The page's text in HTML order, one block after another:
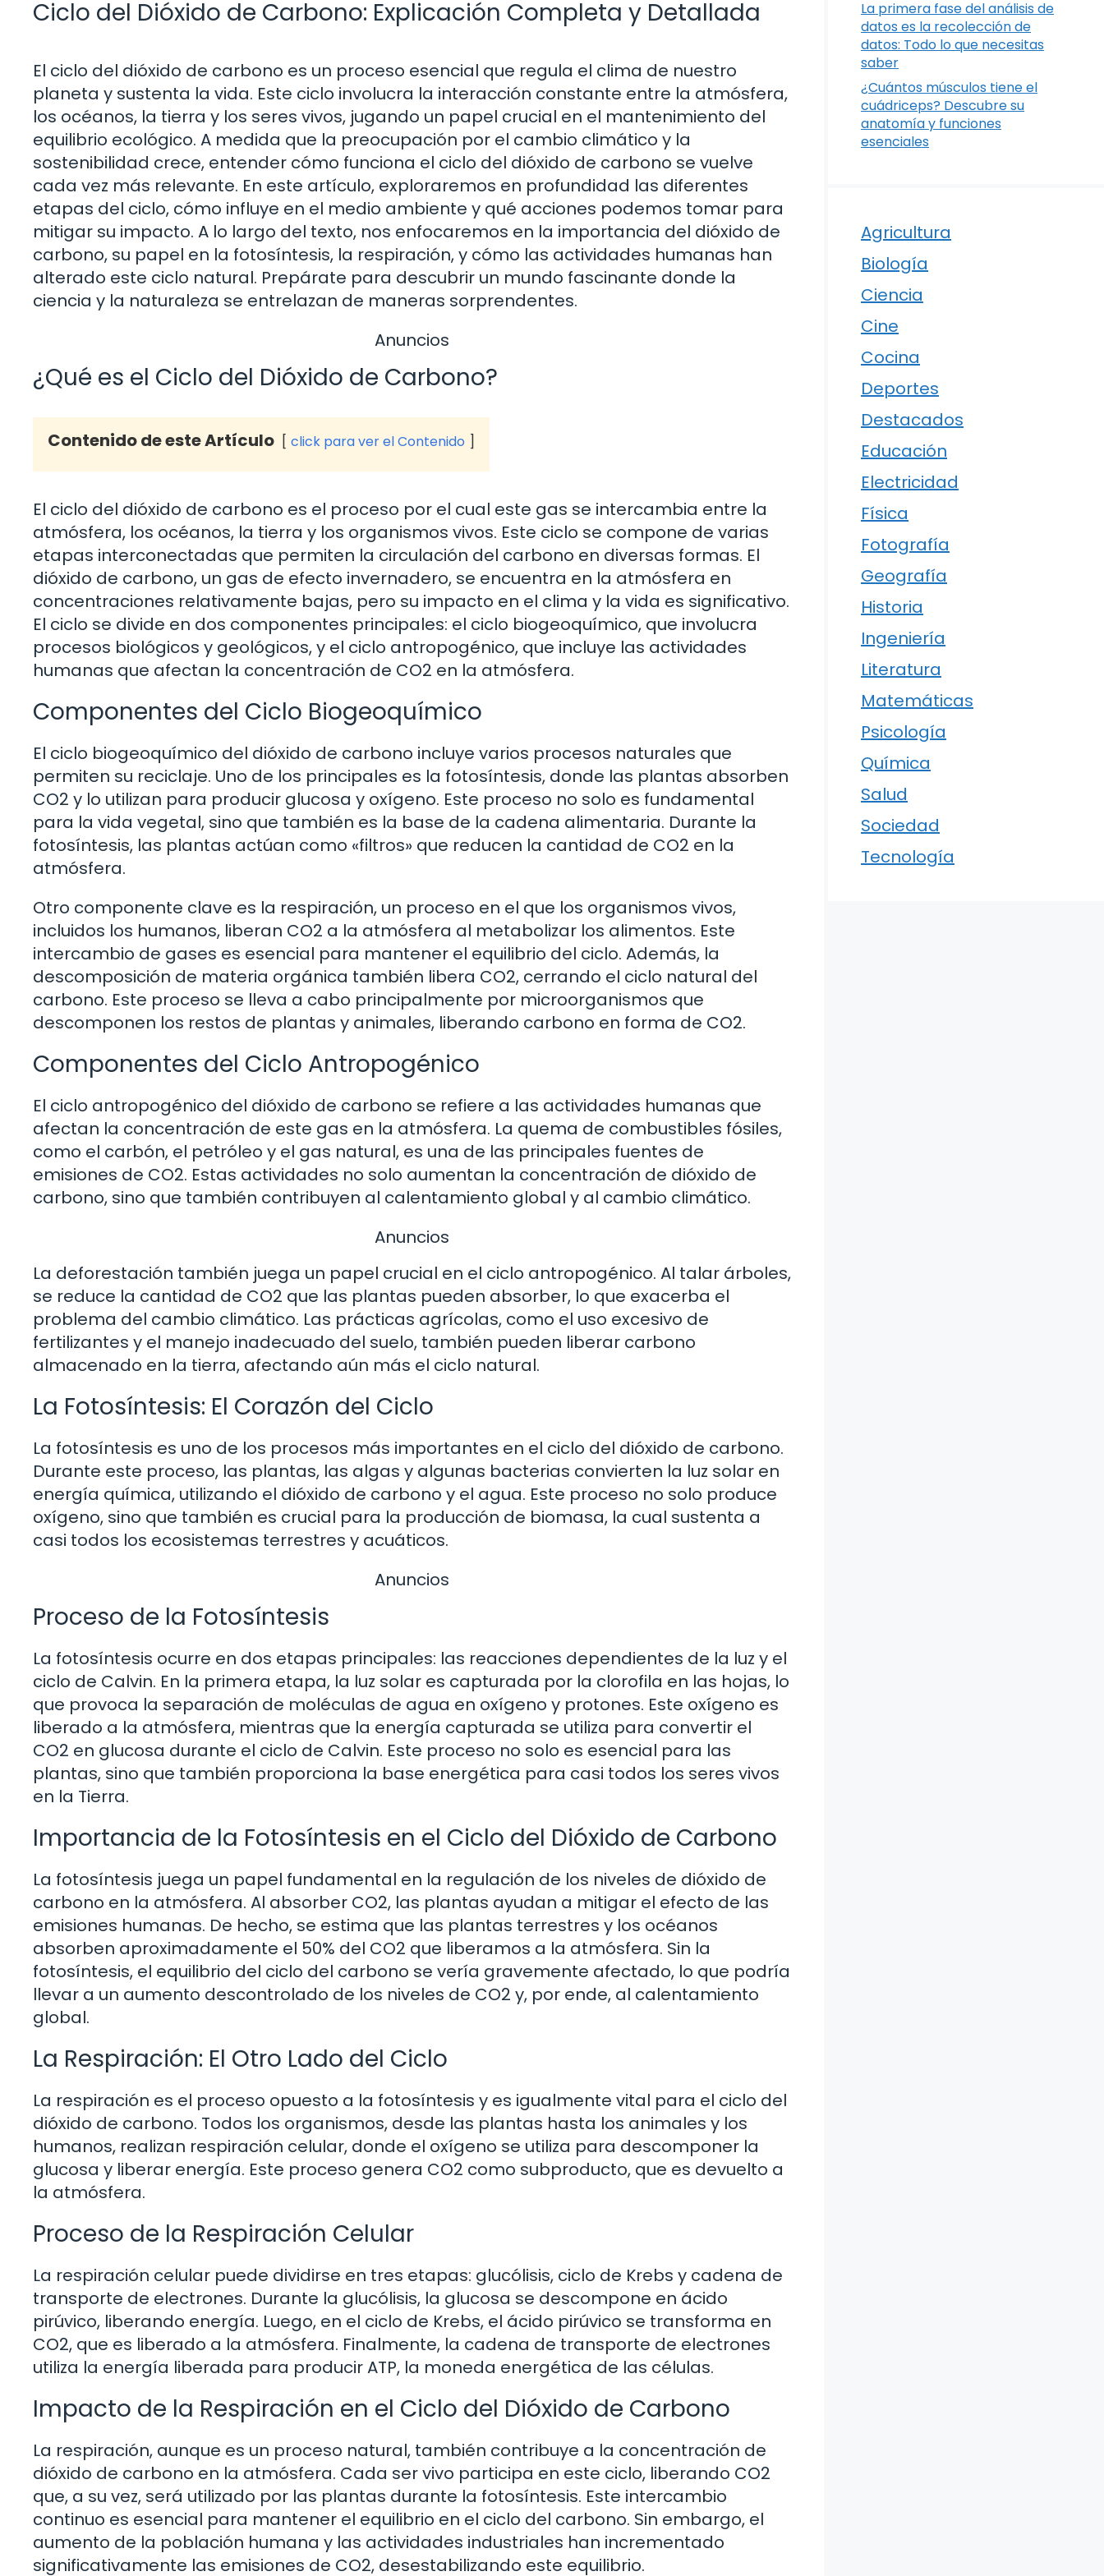
Ciclo del Dióxido de Carbono: Explicación Completa y Detallada
El ciclo del dióxido de carbono es un proceso esencial que regula el clima de nuestro
planeta y sustenta la vida. Este ciclo involucra la interacción constante entre la atmósfera,
los océanos, la tierra y los seres vivos, jugando un papel crucial en el mantenimiento del
equilibrio ecológico. A medida que la preocupación por el cambio climático y la
sostenibilidad crece, entender cómo funciona el ciclo del dióxido de carbono se vuelve
cada vez más relevante. En este artículo, exploraremos en profundidad las diferentes
etapas del ciclo, cómo influye en el medio ambiente y qué acciones podemos tomar para
mitigar su impacto. A lo largo del texto, nos enfocaremos en la importancia del dióxido de
carbono, su papel en la fotosíntesis, la respiración, y cómo las actividades humanas han
alterado este ciclo natural. Prepárate para descubrir un mundo fascinante donde la
ciencia y la naturaleza se entrelazan de maneras sorprendentes.
Anuncios
¿Qué es el Ciclo del Dióxido de Carbono?
Contenido de este Artículo click para ver el Contenido
El ciclo del dióxido de carbono es el proceso por el cual este gas se intercambia entre la
atmósfera, los océanos, la tierra y los organismos vivos. Este ciclo se compone de varias
etapas interconectadas que permiten la circulación del carbono en diversas formas. El
dióxido de carbono, un gas de efecto invernadero, se encuentra en la atmósfera en
concentraciones relativamente bajas, pero su impacto en el clima y la vida es significativo.
El ciclo se divide en dos componentes principales: el ciclo biogeoquímico, que involucra
procesos biológicos y geológicos, y el ciclo antropogénico, que incluye las actividades
humanas que afectan la concentración de CO2 en la atmósfera.
Componentes del Ciclo Biogeoquímico
El ciclo biogeoquímico del dióxido de carbono incluye varios procesos naturales que
permiten su reciclaje. Uno de los principales es la fotosíntesis, donde las plantas absorben
CO2 y lo utilizan para producir glucosa y oxígeno. Este proceso no solo es fundamental
para la vida vegetal, sino que también es la base de la cadena alimentaria. Durante la
fotosíntesis, las plantas actúan como «filtros» que reducen la cantidad de CO2 en la
atmósfera.
Otro componente clave es la respiración, un proceso en el que los organismos vivos,
incluidos los humanos, liberan CO2 a la atmósfera al metabolizar los alimentos. Este
intercambio de gases es esencial para mantener el equilibrio del ciclo. Además, la
descomposición de materia orgánica también libera CO2, cerrando el ciclo natural del
carbono. Este proceso se lleva a cabo principalmente por microorganismos que
descomponen los restos de plantas y animales, liberando carbono en forma de CO2.
Componentes del Ciclo Antropogénico
El ciclo antropogénico del dióxido de carbono se refiere a las actividades humanas que
afectan la concentración de este gas en la atmósfera. La quema de combustibles fósiles,
como el carbón, el petróleo y el gas natural, es una de las principales fuentes de
emisiones de CO2. Estas actividades no solo aumentan la concentración de dióxido de
carbono, sino que también contribuyen al calentamiento global y al cambio climático.
Anuncios
La deforestación también juega un papel crucial en el ciclo antropogénico. Al talar árboles,
se reduce la cantidad de CO2 que las plantas pueden absorber, lo que exacerba el
problema del cambio climático. Las prácticas agrícolas, como el uso excesivo de
fertilizantes y el manejo inadecuado del suelo, también pueden liberar carbono
almacenado en la tierra, afectando aún más el ciclo natural.
La Fotosíntesis: El Corazón del Ciclo
La fotosíntesis es uno de los procesos más importantes en el ciclo del dióxido de carbono.
Durante este proceso, las plantas, las algas y algunas bacterias convierten la luz solar en
energía química, utilizando el dióxido de carbono y el agua. Este proceso no solo produce
oxígeno, sino que también es crucial para la producción de biomasa, la cual sustenta a
casi todos los ecosistemas terrestres y acuáticos.
Anuncios
Proceso de la Fotosíntesis
La fotosíntesis ocurre en dos etapas principales: las reacciones dependientes de la luz y el
ciclo de Calvin. En la primera etapa, la luz solar es capturada por la clorofila en las hojas, lo
que provoca la separación de moléculas de agua en oxígeno y protones. Este oxígeno es
liberado a la atmósfera, mientras que la energía capturada se utiliza para convertir el
CO2 en glucosa durante el ciclo de Calvin. Este proceso no solo es esencial para las
plantas, sino que también proporciona la base energética para casi todos los seres vivos
en la Tierra.
Importancia de la Fotosíntesis en el Ciclo del Dióxido de Carbono
La fotosíntesis juega un papel fundamental en la regulación de los niveles de dióxido de
carbono en la atmósfera. Al absorber CO2, las plantas ayudan a mitigar el efecto de las
emisiones humanas. De hecho, se estima que las plantas terrestres y los océanos
absorben aproximadamente el 50% del CO2 que liberamos a la atmósfera. Sin la
fotosíntesis, el equilibrio del ciclo del carbono se vería gravemente afectado, lo que podría
llevar a un aumento descontrolado de los niveles de CO2 y, por ende, al calentamiento
global.
La Respiración: El Otro Lado del Ciclo
La respiración es el proceso opuesto a la fotosíntesis y es igualmente vital para el ciclo del
dióxido de carbono. Todos los organismos, desde las plantas hasta los animales y los
humanos, realizan respiración celular, donde el oxígeno se utiliza para descomponer la
glucosa y liberar energía. Este proceso genera CO2 como subproducto, que es devuelto a
la atmósfera.
Proceso de la Respiración Celular
La respiración celular puede dividirse en tres etapas: glucólisis, ciclo de Krebs y cadena de
transporte de electrones. Durante la glucólisis, la glucosa se descompone en ácido
pirúvico, liberando energía. Luego, en el ciclo de Krebs, el ácido pirúvico se transforma en
CO2, que es liberado a la atmósfera. Finalmente, la cadena de transporte de electrones
utiliza la energía liberada para producir ATP, la moneda energética de las células.
Impacto de la Respiración en el Ciclo del Dióxido de Carbono
La respiración, aunque es un proceso natural, también contribuye a la concentración de
dióxido de carbono en la atmósfera. Cada ser vivo participa en este ciclo, liberando CO2
que, a su vez, será utilizado por las plantas durante la fotosíntesis. Este intercambio
continuo es esencial para mantener el equilibrio en el ciclo del carbono. Sin embargo, el
aumento de la población humana y las actividades industriales han incrementado
significativamente las emisiones de CO2, desestabilizando este equilibrio.
La primera fase del análisis de
datos es la recolección de
datos: Todo lo que necesitas
saber
¿Cuántos músculos tiene el
cuádriceps? Descubre su
anatomía y funciones
esenciales
Agricultura
Biología
Ciencia
Cine
Cocina
Deportes
Destacados
Educación
Electricidad
Física
Fotografía
Geografía
Historia
Ingeniería
Literatura
Matemáticas
Psicología
Química
Salud
Sociedad
Tecnología